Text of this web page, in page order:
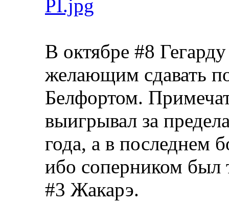
PI.jpg
В октябре #8
желающим сдавать
Белфортом.
выигрывал за
года, а в последнем
ибо соперником был
#3 Жакарэ.